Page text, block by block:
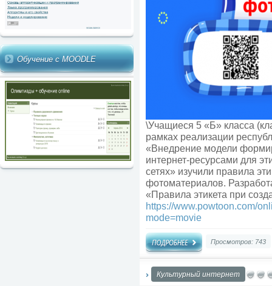
Обучение с MOODLE
\Учащиеся 5 «Б» класса
рамках реализации
«Внедрение модели
интернет-ресурсами для
сетях» изучили правила
фотоматериалов.
«Правила этикета при
https://www.powtoon.com/
mode=movie
Просмотров: 743
Культурный интернет